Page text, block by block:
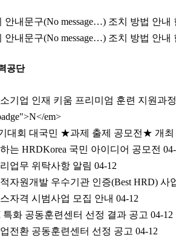
안내문구(No message…) 조치 방법 안내
안내문구(No message…) 조치 방법 안내
공단
기업 인재 키움 프리미엄 훈련 지원과
em>
대회 대국민 ★과제 출제 공모전★ 개최
는 HRDKorea 국민 아이디어 공모전
업무 위탁사항 알림 04-12
자원개발 우수기관 인증(Best HRD) 사
자격 시범사업 모집 안내 04-12
특화 공동훈련센터 선정 결과 공고 04-12
전환 공동훈련센터 선정 공고 04-12